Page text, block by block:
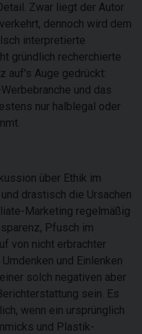
Zwar liegt der Autor
dennoch wird dem
interpretierte
gründlich recherchierte
auf's Auge gedrückt:
und das
nur halblegal oder
über Ethik im
drastisch die Ursachen
Marketing regelmäßig
Pfusch im
von nicht erbrachter
und Einlenken
solch negativen aber
sein. Es
wenn ein ursprünglich
und Plastik-